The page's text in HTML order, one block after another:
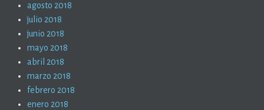
agosto 2018
julio 2018
junio 2018
mayo 2018
abril 2018
marzo 2018
febrero 2018
enero 2018